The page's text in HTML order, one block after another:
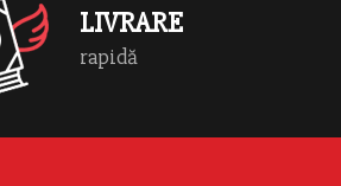
LIVRARE
rapidă